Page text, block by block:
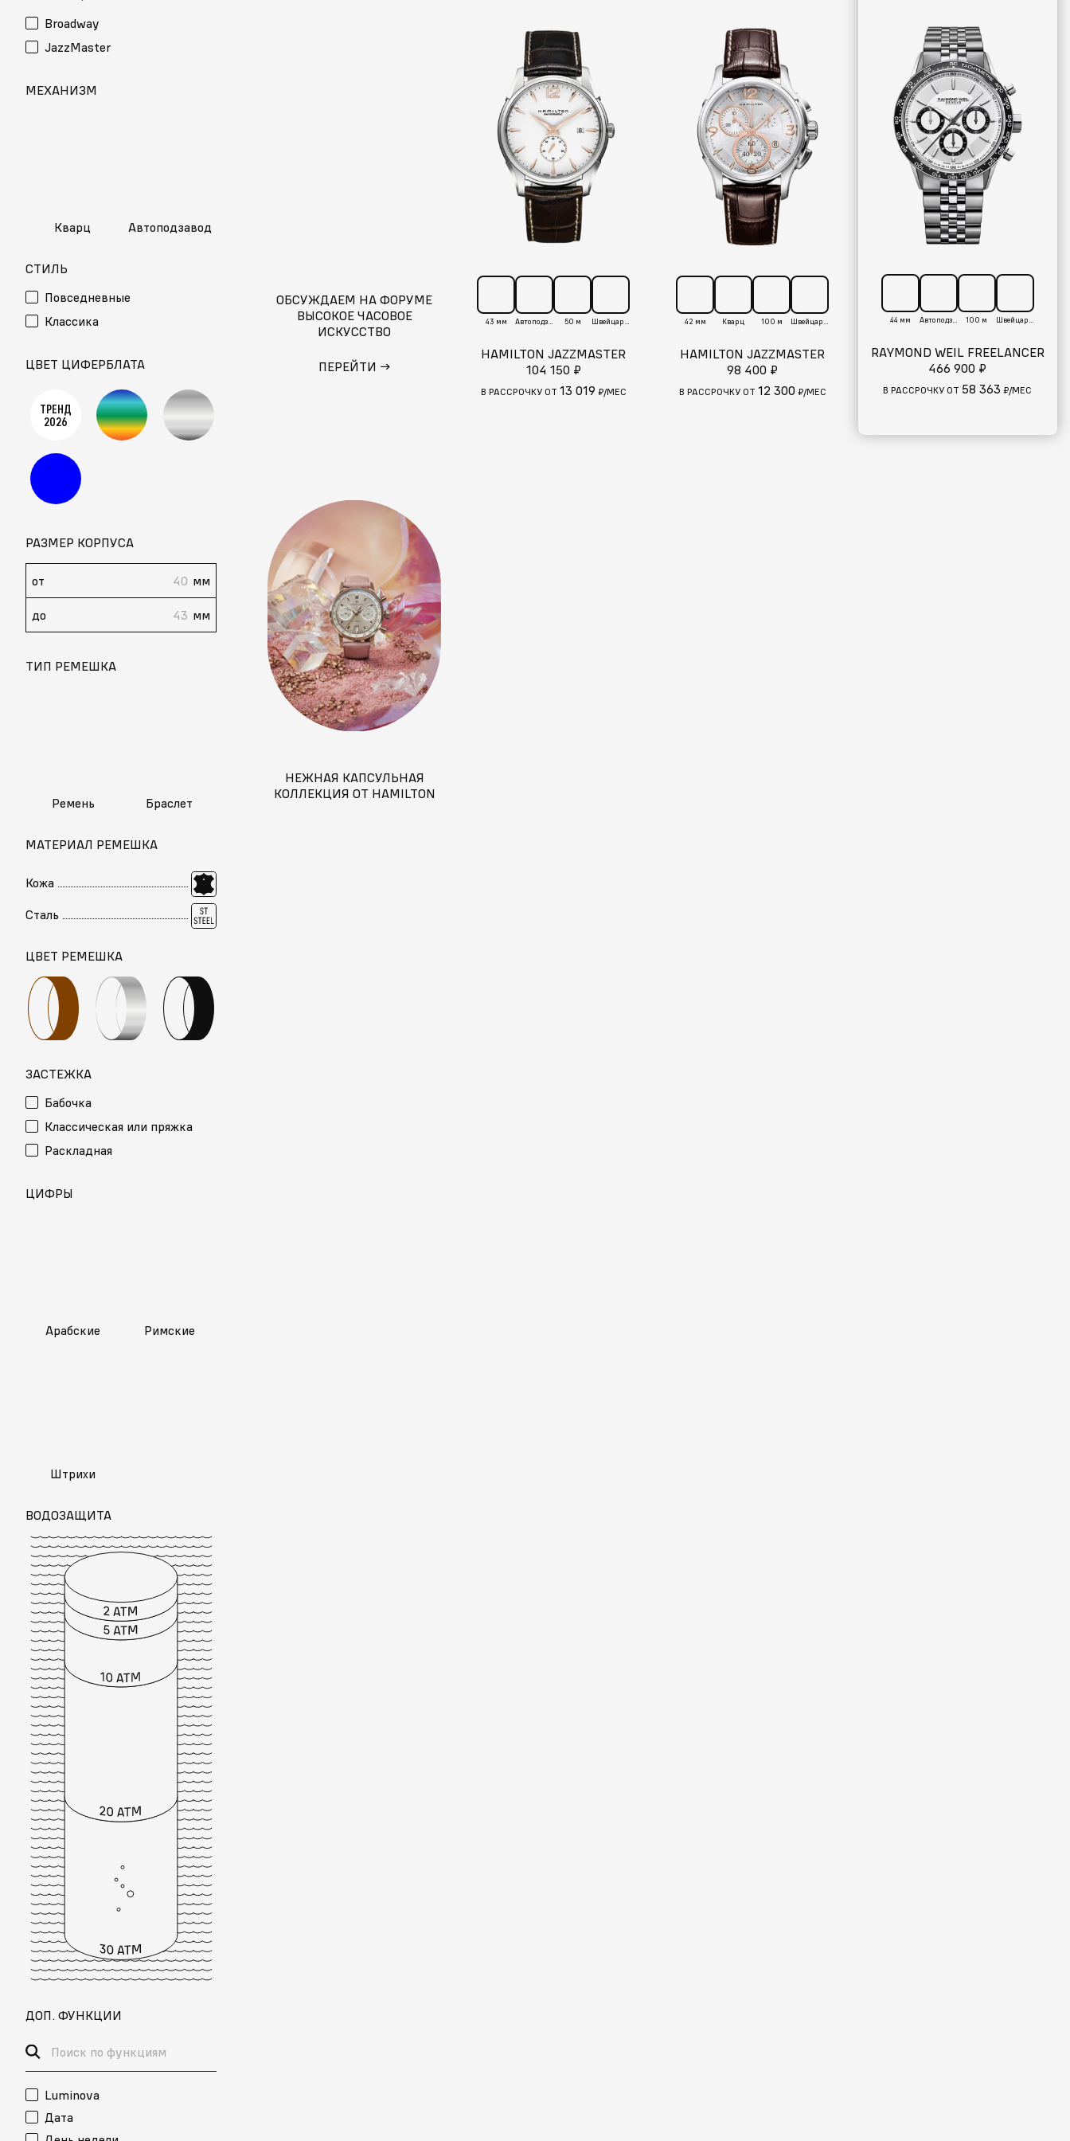
Broadway
JazzMaster
МЕХАНИЗМ
Кварц Автоподзавод
СТИЛЬ
Повседневные
Классика
ЦВЕТ ЦИФЕРБЛАТА
ТРЕНД
2026
РАЗМЕР КОРПУСА
от мм
до мм
ТИП РЕМЕШКА
Ремень Браслет
МАТЕРИАЛ РЕМЕШКА
Кожа
Сталь
ЦВЕТ РЕМЕШКА
ЗАСТЕЖКА
Бабочка
Классическая или пряжка
Раскладная
ЦИФРЫ
Арабские Римские
Штрихи
ВОДОЗАЩИТА
ДОП. ФУНКЦИИ
Luminova
Дата
ОБСУЖДАЕМ НА ФОРУМЕ
ВЫСОКОЕ ЧАСОВОЕ
ИСКУССТВО
ПЕРЕЙТИ →
43 мм 50 м
HAMILTON JAZZMASTER
104 150 ₽
В РАССРОЧКУ ОТ 13 019 ₽/МЕС
42 мм Кварц 100 м
HAMILTON JAZZMASTER
98 400 ₽
В РАССРОЧКУ ОТ 12 300 ₽/МЕС
НЕЖНАЯ КАПСУЛЬНАЯ
КОЛЛЕКЦИЯ ОТ HAMILTON
44 мм Автоподзавод 100 м
RAYMOND WEIL FREELANCER
466 900 ₽
В РАССРОЧКУ ОТ 58 363 ₽/МЕС